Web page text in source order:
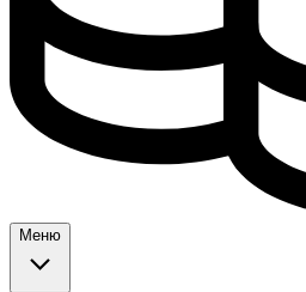
Меню